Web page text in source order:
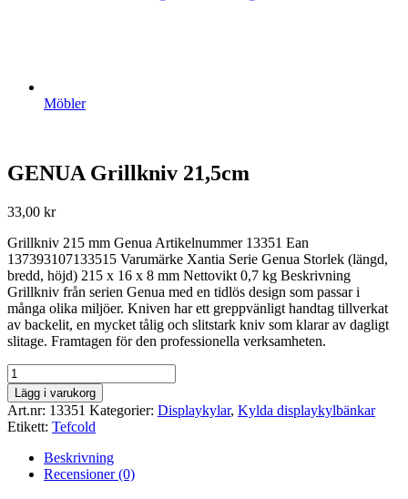
Möbler
GENUA Grillkniv 21,5cm
33,00 kr
Grillkniv 215 mm Genua Artikelnummer 13351 Ean
137393107133515 Varumärke Xantia Serie Genua Storlek (längd,
bredd, höjd) 215 x 16 x 8 mm Nettovikt 0,7 kg Beskrivning
Grillkniv från serien Genua med en tidlös design som passar i
många olika miljöer. Kniven har ett greppvänligt handtag tillverkat
av backelit, en mycket tålig och slitstark kniv som klarar av dagligt
slitage. Framtagen för den professionella verksamheten.
GENUA
Grillkniv
21,5cm
mängd
Lägg i varukorg
Art.nr: 13351 Kategorier: Displaykylar, Kylda displaykylbänkar
Etikett: Tefcold
Beskrivning
Recensioner (0)